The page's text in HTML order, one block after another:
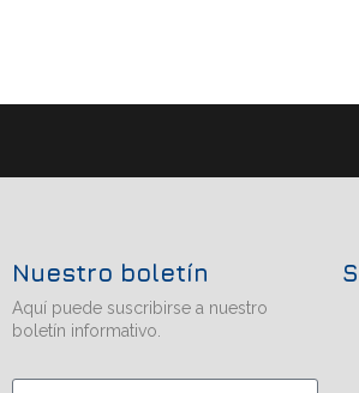
Nuestro boletín
Aquí puede suscribirse a nuestro
boletín informativo.